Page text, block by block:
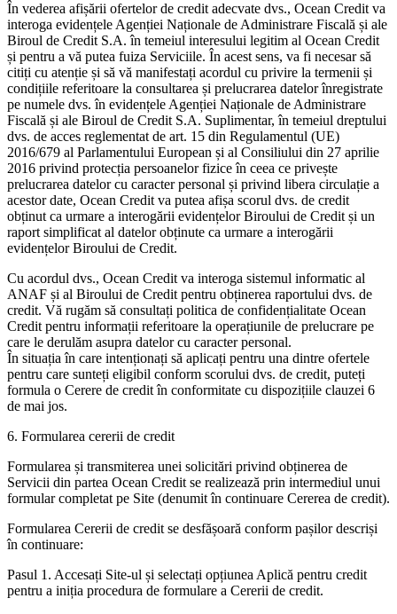
În vederea afișării ofertelor de credit adecvate dvs., Ocean Credit va
interoga evidențele Agenției Naționale de Administrare Fiscală și ale
Biroul de Credit S.A. în temeiul interesului legitim al Ocean Credit
și pentru a vă putea fuiza Serviciile. În acest sens, va fi necesar să
citiți cu atenție și să vă manifestați acordul cu privire la termenii și
condițiile referitoare la consultarea și prelucrarea datelor înregistrate
pe numele dvs. în evidențele Agenției Naționale de Administrare
Fiscală și ale Biroul de Credit S.A. Suplimentar, în temeiul dreptului
dvs. de acces reglementat de art. 15 din Regulamentul (UE)
2016/679 al Parlamentului European și al Consiliului din 27 aprilie
2016 privind protecția persoanelor fizice în ceea ce privește
prelucrarea datelor cu caracter personal și privind libera circulație a
acestor date, Ocean Credit va putea afișa scorul dvs. de credit
obținut ca urmare a interogării evidențelor Biroului de Credit și un
raport simplificat al datelor obținute ca urmare a interogării
evidențelor Biroului de Credit.
Cu acordul dvs., Ocean Credit va interoga sistemul informatic al
ANAF și al Biroului de Credit pentru obținerea raportului dvs. de
credit. Vă rugăm să consultați politica de confidențialitate Ocean
Credit pentru informații referitoare la operațiunile de prelucrare pe
care le derulăm asupra datelor cu caracter personal.
În situația în care intenționați să aplicați pentru una dintre ofertele
pentru care sunteți eligibil conform scorului dvs. de credit, puteți
formula o Cerere de credit în conformitate cu dispozițiile clauzei 6
de mai jos.
6. Formularea cererii de credit
Formularea și transmiterea unei solicitări privind obținerea de
Servicii din partea Ocean Credit se realizează prin intermediul unui
formular completat pe Site (denumit în continuare Cererea de credit).
Formularea Cererii de credit se desfășoară conform pașilor descriși
în continuare:
Pasul 1. Accesați Site-ul și selectați opțiunea Aplică pentru credit
pentru a iniția procedura de formulare a Cererii de credit.